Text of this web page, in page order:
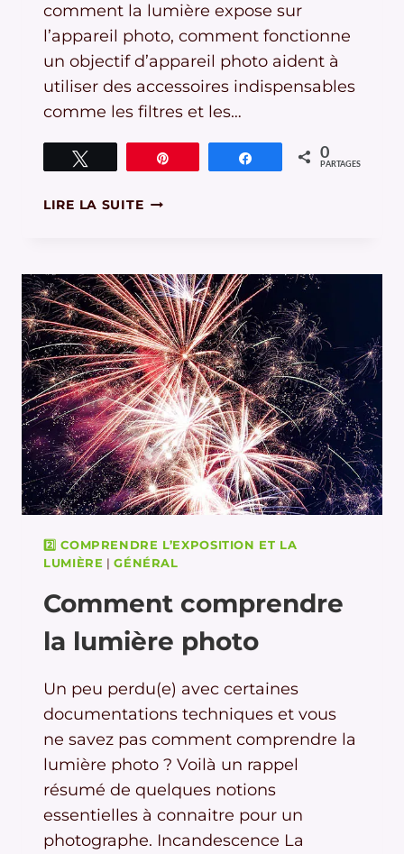
comment la lumière expose sur
l’appareil photo, comment fonctionne
un objectif d’appareil photo aident à
utiliser des accessoires indispensables
comme les filtres et les…
Partagez 0
PARTAGES
LIRE LA SUITEFONCTIONNEMENT
2️⃣ COMPRENDRE L’EXPOSITION ET LA
LUMIÈRE |GÉNÉRAL
Comment comprendre
la lumière photo
Un peu perdu(e) avec certaines
documentations techniques et vous
ne savez pas comment comprendre la
lumière photo ? Voilà un rappel
résumé de quelques notions
essentielles à connaitre pour un
photographe. Incandescence La